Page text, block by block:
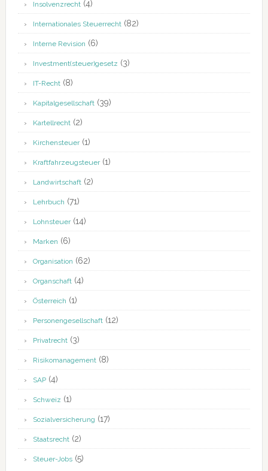
Insolvenzrecht(4)
Internationales Steuerrecht(82)
Interne Revision (6)
Investment(steuer)gesetz (3)
IT-Recht(8)
Kapitalgesellschaft(39)
Kartellrecht(2)
Kirchensteuer(1)
Kraftfahrzeugsteuer(1)
Landwirtschaft(2)
Lehrbuch (71)
Lohnsteuer(14)
Marken (6)
Organisation (62)
Organschaft(4)
Österreich (1)
Personengesellschaft(12)
Privatrecht(3)
Risikomanagement(8)
SAP(4)
Schweiz (1)
Sozialversicherung (17)
Staatsrecht(2)
Steuer-Jobs(5)